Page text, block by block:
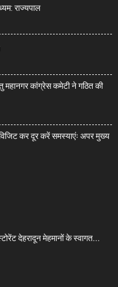
राज्यपाल
महानगर कांग्रेस कमेटी ने गठित की
विजिट कर दूर करें समस्याएंः अपर मुख्य
देहरादून मेहमानों के स्वागत...